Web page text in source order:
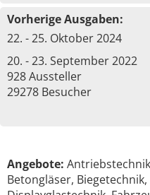
Vorherige Ausgaben:
22. - 25. Oktober 2024
20. - 23. September 2022
928 Aussteller
29278 Besucher
Angebote:
Betongläser,